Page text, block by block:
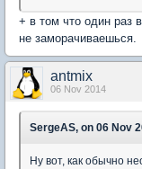
+ в том что один раз
не заморачиваешься.
antmix
06 Nov 2014
SergeAS, on 06 Nov
Ну вот, как обычно